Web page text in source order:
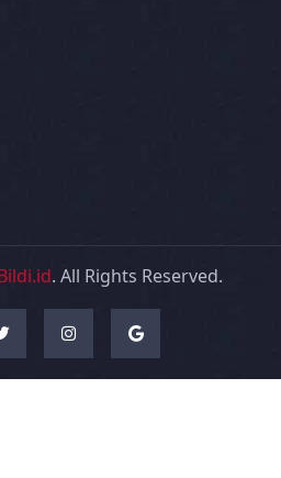
. All Rights Reserved.